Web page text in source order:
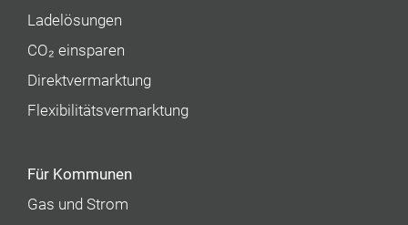
Ladelösungen
CO₂ einsparen
Direktvermarktung
Flexibilitätsvermarktung
Für Kommunen
Gas und Strom